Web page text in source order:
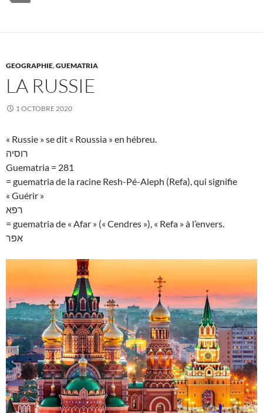
GEOGRAPHIE,GUEMATRIA
LA RUSSIE
1 OCTOBRE 2020
« Russie » se dit « Roussia » en hébreu.
רוסיה
Guematria = 281
= guematria de la racine Resh-Pé-Aleph (Refa), qui signifie
« Guérir »
רפא
= guematria de « Afar » (« Cendres »), « Refa » à l’envers.
אפר